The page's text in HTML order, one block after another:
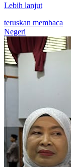
Lebih lanjut
teruskan membaca
Negeri